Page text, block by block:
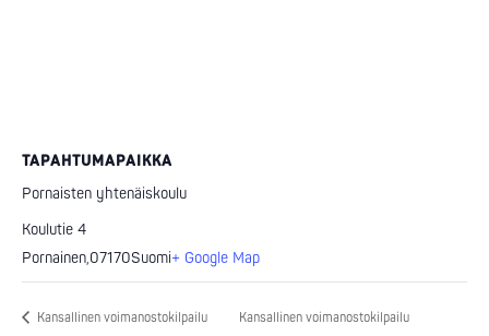
TAPAHTUMAPAIKKA
Pornaisten yhtenäiskoulu
Koulutie 4
Pornainen,07170Suomi+ Google Map
Kansallinen voimanostokilpailu
Kansallinen voimanostokilpailu